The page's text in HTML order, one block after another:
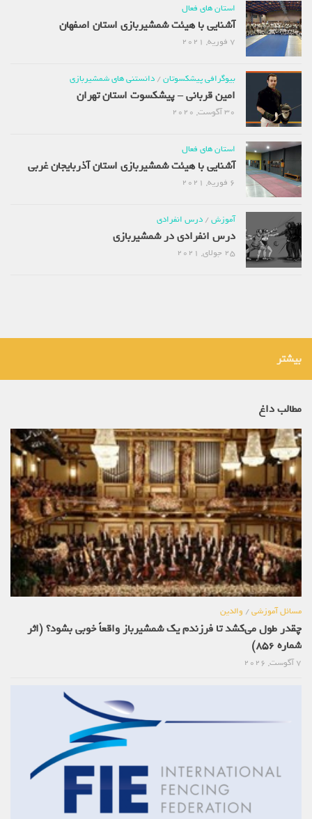
استان های فعال
آشنایی با هیئت شمشیربازی استان اصفهان
7 فوریه, 2021
بیوگرافی پیشکسوتان/ دانستنی های شمشیربازی
امین قربانی – پیشکسوت استان تهران
30 آگوست, 2020
استان های فعال
آشنایی با هیئت شمشیربازی استان آذربایجان غربی
6 فوریه, 2021
آموزش/ درس انفرادی
درس انفرادی در شمشیربازی
25 جولای, 2021
بیشتر
مطالب داغ
مسائل آموزشی/ والدین
چقدر طول می‌کشد تا فرزندم یک شمشیرباز واقعاً خوبی بشود؟ (اثر
شماره 856)
7 آگوست, 2026